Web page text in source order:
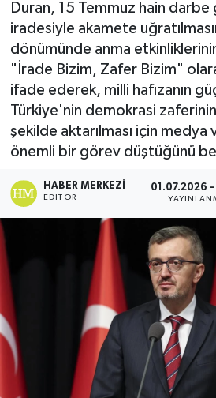
Duran, 15 Temmuz hain
iradesiyle akamete
dönümünde anma
"İrade Bizim, Zafer Bizim"
ifade ederek, milli hafızanın
Türkiye'nin demokrasi
şekilde aktarılması için medya
önemli bir görev düştüğünü
HABER MERKEZI
EDITÖR
01.07.2026 -
Magazin
Spor
Sağlık
Teknoloji
Kültür - Sanat
Lider Haber TV Canlı Yayın
Süper Lig Puan Durumu ve
Tüm Manşetler
Son Dakika Haberleri
Haber Arşivi